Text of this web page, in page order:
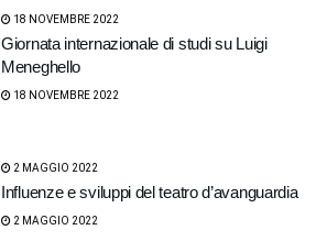
18 NOVEMBRE 2022
Giornata internazionale di studi su Luigi
Meneghello
18 NOVEMBRE 2022
2 MAGGIO 2022
Influenze e sviluppi del teatro d’avanguardia
2 MAGGIO 2022